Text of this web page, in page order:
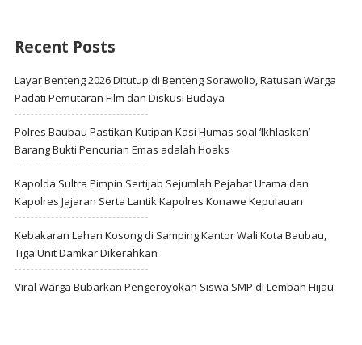
Recent Posts
Layar Benteng 2026 Ditutup di Benteng Sorawolio, Ratusan Warga
Padati Pemutaran Film dan Diskusi Budaya
Polres Baubau Pastikan Kutipan Kasi Humas soal ‘Ikhlaskan’
Barang Bukti Pencurian Emas adalah Hoaks
Kapolda Sultra Pimpin Sertijab Sejumlah Pejabat Utama dan
Kapolres Jajaran Serta Lantik Kapolres Konawe Kepulauan
Kebakaran Lahan Kosong di Samping Kantor Wali Kota Baubau,
Tiga Unit Damkar Dikerahkan
Viral Warga Bubarkan Pengeroyokan Siswa SMP di Lembah Hijau